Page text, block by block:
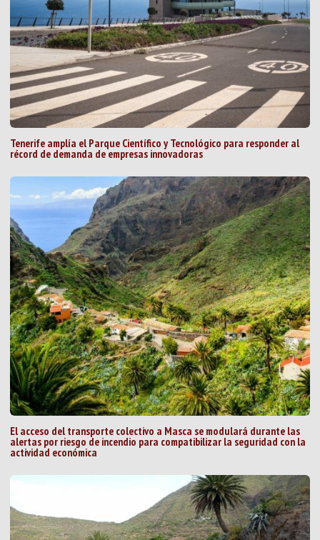
Tenerife amplía el Parque Científico y Tecnológico para responder al
récord de demanda de empresas innovadoras
El acceso del transporte colectivo a Masca se modulará durante las
alertas por riesgo de incendio para compatibilizar la seguridad con la
actividad económica